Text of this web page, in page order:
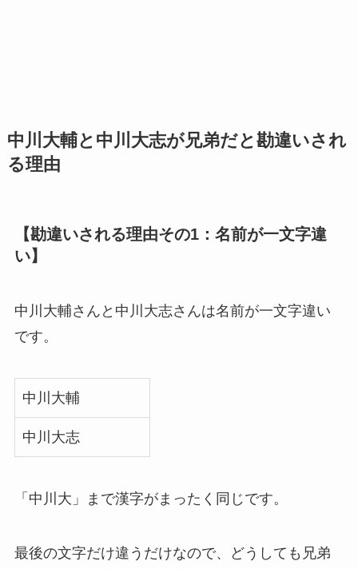
中川大輔と中川大志が兄弟だと勘違いされ
る理由
【勘違いされる理由その1：名前が一文字違
い】
中川大輔さんと中川大志さんは名前が一文字違い
です。
中川大輔
中川大志
「中川大」まで漢字がまったく同じです。
最後の文字だけ違うだけなので、どうしても兄弟